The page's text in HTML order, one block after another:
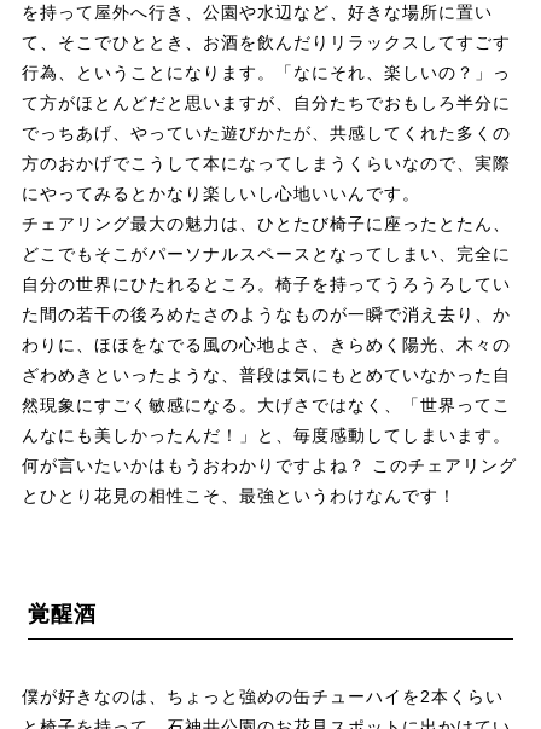
を持って屋外へ行き、公園や水辺など、好きな場所に置い
て、そこでひととき、お酒を飲んだりリラックスしてすごす
行為、ということになります。「なにそれ、楽しいの？」っ
て方がほとんどだと思いますが、自分たちでおもしろ半分に
でっちあげ、やっていた遊びかたが、共感してくれた多くの
方のおかげでこうして本になってしまうくらいなので、実際
にやってみるとかなり楽しいし心地いいんです。
チェアリング最大の魅力は、ひとたび椅子に座ったとたん、
どこでもそこがパーソナルスペースとなってしまい、完全に
自分の世界にひたれるところ。椅子を持ってうろうろしてい
た間の若干の後ろめたさのようなものが一瞬で消え去り、か
わりに、ほほをなでる風の心地よさ、きらめく陽光、木々の
ざわめきといったような、普段は気にもとめていなかった自
然現象にすごく敏感になる。大げさではなく、「世界ってこ
んなにも美しかったんだ！」と、毎度感動してしまいます。
何が言いたいかはもうおわかりですよね？ このチェアリング
とひとり花見の相性こそ、最強というわけなんです！
覚醒酒
僕が好きなのは、ちょっと強めの缶チューハイを2本くらい